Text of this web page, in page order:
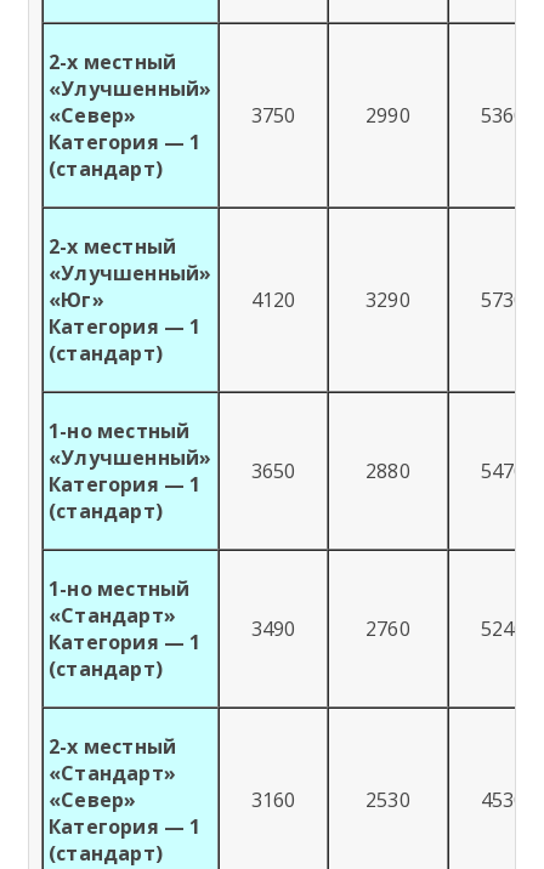
2-х местный
«Улучшенный»
«Север»
Категория — 1
(стандарт)
3750 2990 5360
2-х местный
«Улучшенный»
«Юг»
Категория — 1
(стандарт)
4120 3290 5730
1-но местный
«Улучшенный»
Категория — 1
(стандарт)
3650 2880 5470
1-но местный
«Стандарт»
Категория — 1
(стандарт)
3490 2760 5240
2-х местный
«Стандарт»
«Север»
Категория — 1
(стандарт)
3160 2530 4530